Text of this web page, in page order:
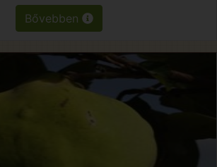
Bővebben